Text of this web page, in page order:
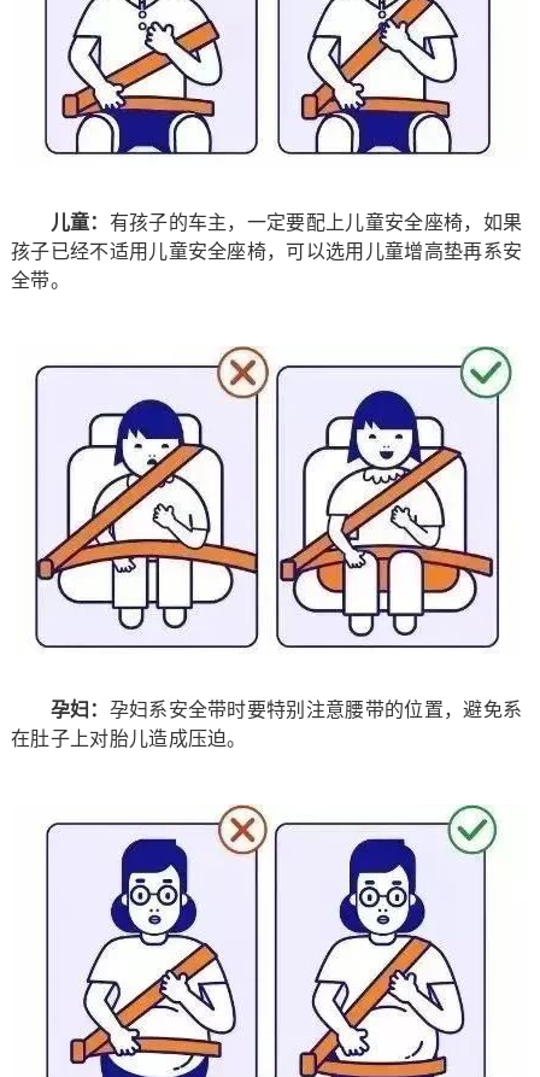
儿童： 有孩子的车主，一定要配上儿童安全座椅，如果
孩子已经不适用儿童安全座椅，可以选用儿童增高垫再系安
全带。
孕妇： 孕妇系安全带时要特别注意腰带的位置，避免系
在肚子上对胎儿造成压迫。